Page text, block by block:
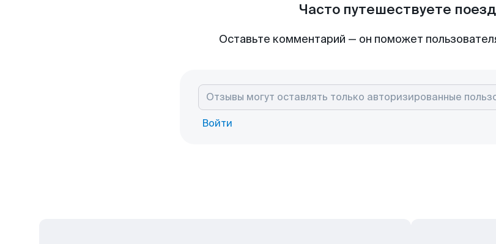
Часто путешествуете
Оставьте комментарий — он поможет
Войти